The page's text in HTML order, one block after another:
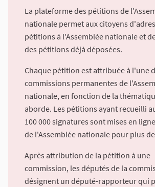
La plateforme des pétitions de
nationale permet aux citoyens
pétitions à l'Assemblée nationale et
des pétitions déjà déposées.
Chaque pétition est attribuée à l'une
commissions permanentes de
nationale, en fonction de la
aborde. Les pétitions ayant recueilli
100 000 signatures sont mises en
de l'Assemblée nationale pour plus
Après attribution de la pétition à une
commission, les députés de la
désignent un député-rapporteur qui